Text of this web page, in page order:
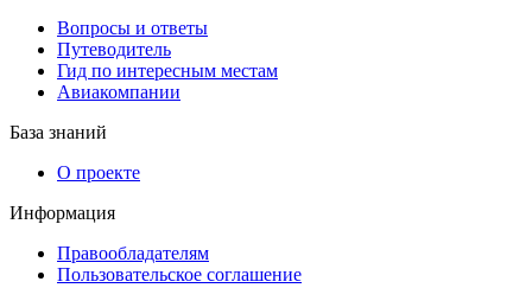
Вопросы и ответы
Путеводитель
Гид по интересным местам
Авиакомпании
База знаний
О проекте
Информация
Правообладателям
Пользовательское соглашение